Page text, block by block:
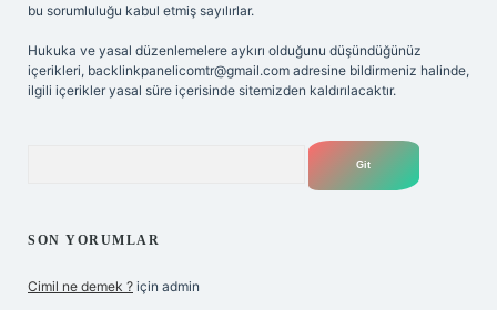
bu sorumluluğu kabul etmiş sayılırlar.
Hukuka ve yasal düzenlemelere aykırı olduğunu düşündüğünüz
içerikleri, backlinkpanelicomtr@gmail.com adresine bildirmeniz halinde,
ilgili içerikler yasal süre içerisinde sitemizden kaldırılacaktır.
SON YORUMLAR
Cimil ne demek ? için admin